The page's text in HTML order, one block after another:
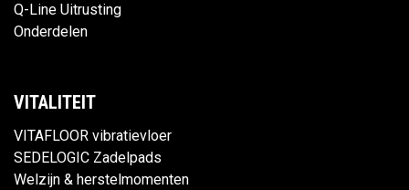
Q-Line Uitrusting
Onderdelen
VITALITEIT
VITAFLOOR vibratievloer
SEDELOGIC Zadelpads
Welzijn & herstelmomenten